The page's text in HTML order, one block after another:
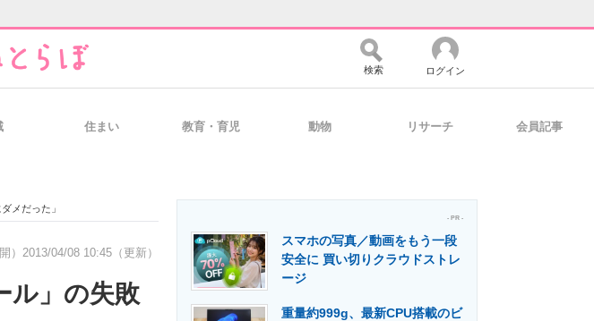
経営リーダーのコミュニティ マーケ×ITの今がよく分かる
検索 ログイン
住まい 教育・育児 動物 リサーチ 会員記事
メだった」
） 2013/04/08 10:45（更新）
ル」の失敗
- PR -
スマホの写真／動画をもう一段
安全に 買い切りクラウドストレ
ージ
重量約999g、最新CPU搭載のビ